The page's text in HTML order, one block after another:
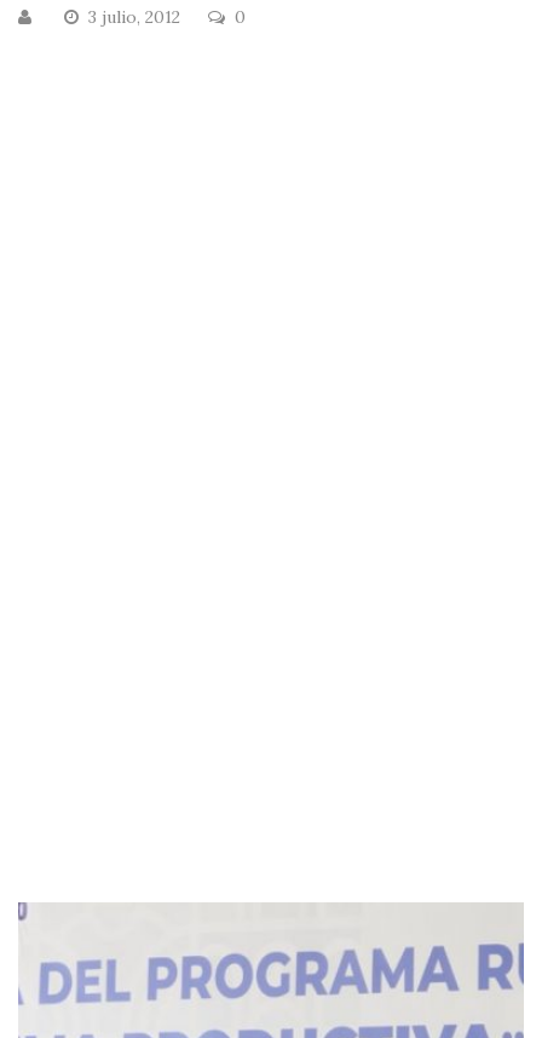
3 julio, 2012 0